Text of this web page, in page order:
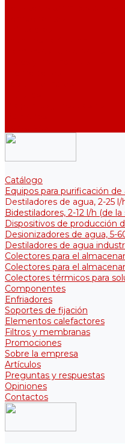
Catálogo
Equipos para purificación de
Destiladores de agua, 2-25
Bidestiladores, 2-12 l/h (de la
Dispositivos de producción
Desionizadores de agua, 5-
Destiladores de agua
Colectores para el
Colectores para el
Colectores térmicos para
Componentes
Enfriadores
Soportes de fijación
Elementos calefactores
Filtros y membranas
Promociones
Sobre la empresa
Artículos
Preguntas y respuestas
Opiniones
Contactos